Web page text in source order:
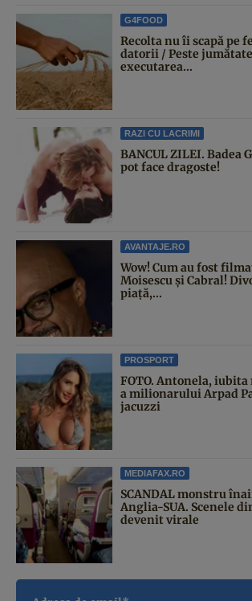
G4FOOD
Recolta nu îi scapă pe
datorii / Peste
executarea...
RAZI CU LACRIMI
BANCUL ZILEI. Badea
pot face dragoste!
AVANTAJE.RO
Wow! Cum au fost
Moisescu și Cabral!
piață,...
PROSPORT
FOTO. Antonela,
a milionarului Arpad
jacuzzi
MEDIAFAX.RO
SCANDAL monstru
Anglia-SUA. Scenele
devenit virale